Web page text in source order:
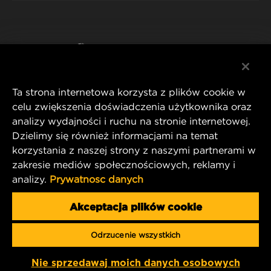
MANN+HUMMEL FT Poland
ul. Wrocławska 145,
63-800 GOSTYŃ, POLAND
Tel. +48 65 572 89 00
E-mail: info@mann-hummel.com
MANN+HUMMEL GROUP
Copyright 2025 MANN+HUMMEL. All rights reserved.
Ta strona internetowa korzysta z plików cookie w
celu zwiększenia doświadczenia użytkownika oraz
analizy wydajności i ruchu na stronie internetowej.
Dzielimy się również informacjami na temat
korzystania z naszej strony z naszymi partnerami w
zakresie mediów społecznościowych, reklamy i
analizy. Prywatnosc danych
Akceptacja plików cookie
Odrzucenie wszystkich
Nie sprzedawaj moich danych osobowych